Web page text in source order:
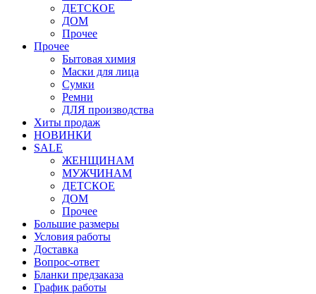
ДЕТСКОЕ
ДОМ
Прочее
Прочее
Бытовая химия
Маски для лица
Сумки
Ремни
ДЛЯ производства
Хиты продаж
НОВИНКИ
SALE
ЖЕНЩИНАМ
МУЖЧИНАМ
ДЕТСКОЕ
ДОМ
Прочее
Большие размеры
Условия работы
Доставка
Вопрос-ответ
Бланки предзаказа
График работы